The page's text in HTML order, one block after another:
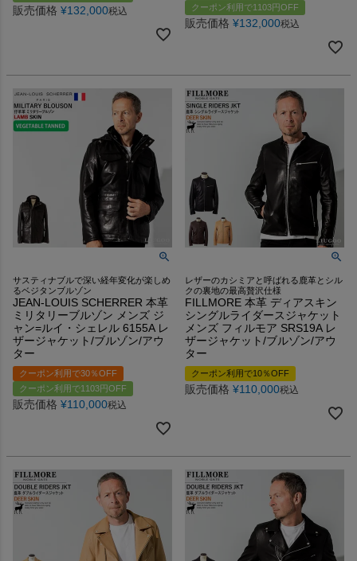
販売価格 ¥132,000税込 クーポン利用で1103円OFF
販売価格 ¥132,000税込
サスティナブルで深い経年変化が楽しめ
るベジタンブルゾン
JEAN-LOUIS SCHERRER 本革
ミリタリーブルゾン メンズ ジ
ャン=ルイ・シェレル 6155A レ
ザージャケット/ブルゾン/アウ
ター
クーポン利用で30％OFF
クーポン利用で1103円OFF
販売価格 ¥110,000税込
レザーのカシミアと呼ばれる鹿革とシル
クの裏地の最高贅沢仕様
FILLMORE 本革 ディアスキン
シングルライダースジャケット
メンズ フィルモア SRS19A レ
ザージャケット/ブルゾン/アウ
ター
クーポン利用で10％OFF
販売価格 ¥110,000税込